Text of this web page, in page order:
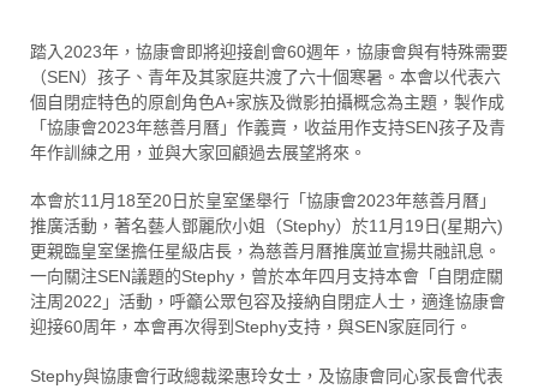
踏入2023年，協康會即將迎接創會60週年，協康會與有特殊需要
（SEN）孩子、青年及其家庭共渡了六十個寒暑。本會以代表六
個自閉症特色的原創角色A+家族及微影拍攝概念為主題，製作成
「協康會2023年慈善月曆」作義賣，收益用作支持SEN孩子及青
年作訓練之用，並與大家回顧過去展望將來。
本會於11月18至20日於皇室堡舉行「協康會2023年慈善月曆」
推廣活動，著名藝人鄧麗欣小姐（Stephy）於11月19日(星期六)
更親臨皇室堡擔任星級店長，為慈善月曆推廣並宣揚共融訊息。
一向關注SEN議題的Stephy，曾於本年四月支持本會「自閉症關
注周2022」活動，呼籲公眾包容及接納自閉症人士，適逢協康會
迎接60周年，本會再次得到Stephy支持，與SEN家庭同行。
Stephy與協康會行政總裁梁惠玲女士，及協康會同心家長會代表